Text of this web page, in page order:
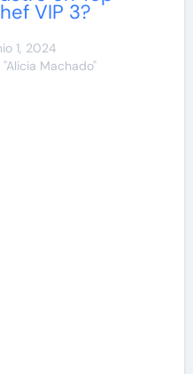
VIP 3?
1, 2024
"Alicia Machado"